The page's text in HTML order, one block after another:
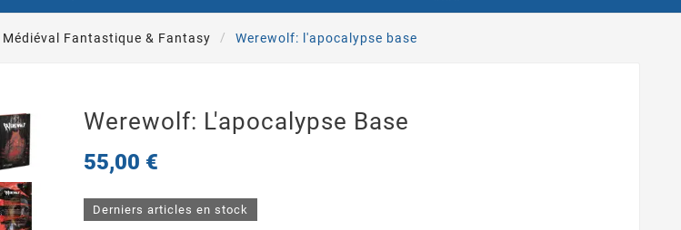
Médiéval Fantastique & Fantasy Werewolf: l'apocalypse base
Werewolf: L'apocalypse Base
55,00 €
Derniers articles en stock